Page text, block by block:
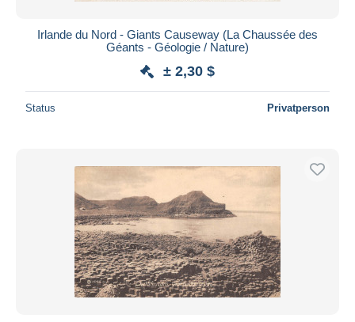
Irlande du Nord - Giants Causeway (La Chaussée des
Géants - Géologie / Nature)
± 2,30 $
Status Privatperson